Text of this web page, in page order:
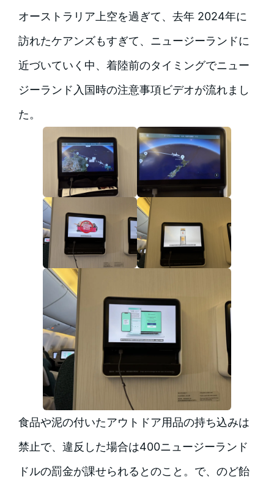
オーストラリア上空を過ぎて、去年 2024年に
訪れたケアンズもすぎて、ニュージーランドに
近づいていく中、着陸前のタイミングでニュー
ジーランド入国時の注意事項ビデオが流れまし
た。
食品や泥の付いたアウトドア用品の持ち込みは
禁止で、違反した場合は400ニュージーランド
ドルの罰金が課せられるとのこと。で、のど飴